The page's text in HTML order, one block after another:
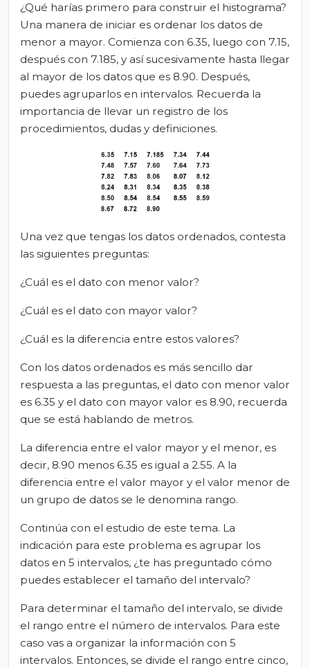
¿Qué harías primero para construir el histograma?
Una manera de iniciar es ordenar los datos de
menor a mayor. Comienza con 6.35, luego con 7.15,
después con 7.185, y así sucesivamente hasta llegar
al mayor de los datos que es 8.90. Después,
puedes agruparlos en intervalos. Recuerda la
importancia de llevar un registro de los
procedimientos, dudas y definiciones.
Una vez que tengas los datos ordenados, contesta
las siguientes preguntas:
¿Cuál es el dato con menor valor?
¿Cuál es el dato con mayor valor?
¿Cuál es la diferencia entre estos valores?
Con los datos ordenados es más sencillo dar
respuesta a las preguntas, el dato con menor valor
es 6.35 y el dato con mayor valor es 8.90, recuerda
que se está hablando de metros.
La diferencia entre el valor mayor y el menor, es
decir, 8.90 menos 6.35 es igual a 2.55. A la
diferencia entre el valor mayor y el valor menor de
un grupo de datos se le denomina rango.
Continúa con el estudio de este tema. La
indicación para este problema es agrupar los
datos en 5 intervalos, ¿te has preguntado cómo
puedes establecer el tamaño del intervalo?
Para determinar el tamaño del intervalo, se divide
el rango entre el número de intervalos. Para este
caso vas a organizar la información con 5
intervalos. Entonces, se divide el rango entre cinco,